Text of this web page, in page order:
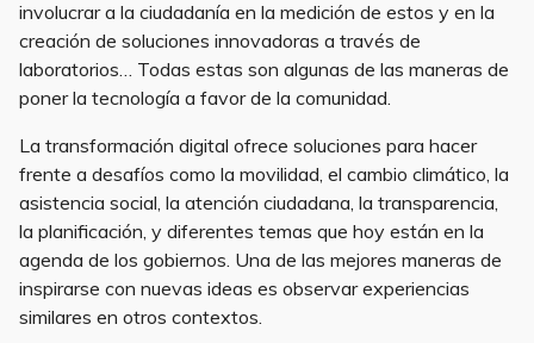
involucrar a la ciudadanía en la medición de estos y en la
creación de soluciones innovadoras a través de
laboratorios… Todas estas son algunas de las maneras de
poner la tecnología a favor de la comunidad.
La transformación digital ofrece soluciones para hacer
frente a desafíos como la movilidad, el cambio climático, la
asistencia social, la atención ciudadana, la transparencia,
la planificación, y diferentes temas que hoy están en la
agenda de los gobiernos. Una de las mejores maneras de
inspirarse con nuevas ideas es observar experiencias
similares en otros contextos.